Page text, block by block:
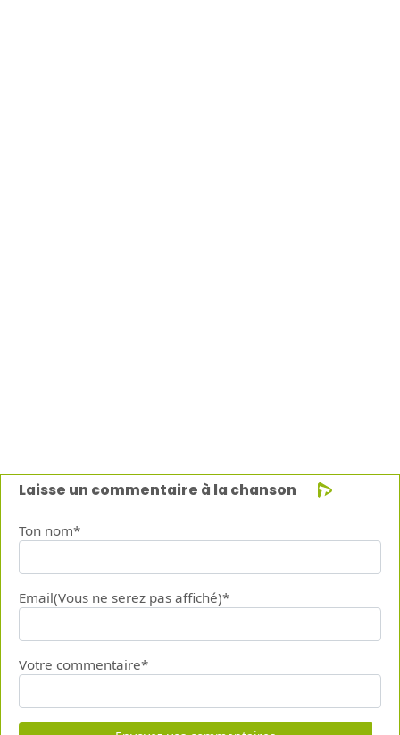
Laisse un commentaire à la chanson
Ton nom*
Email(Vous ne serez pas affiché)*
Votre commentaire*